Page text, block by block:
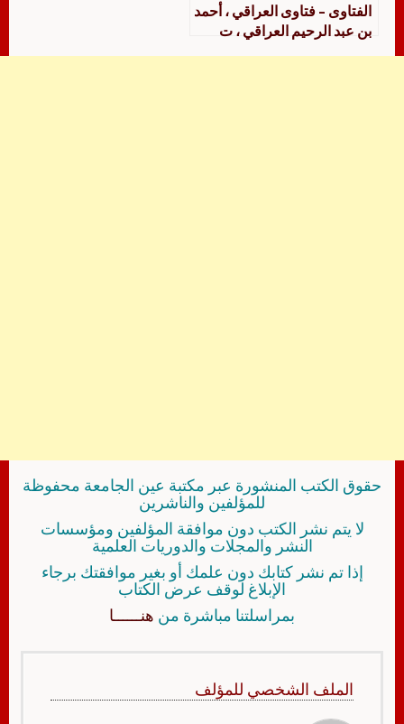
الفتاوى – فتاوى العراقي ، أحمد
بن عبد الرحيم العراقي ، ت
حقوق الكتب المنشورة عبر مكتبة عين الجامعة محفوظة
للمؤلفين والناشرين
لا يتم نشر الكتب دون موافقة المؤلفين ومؤسسات
النشر والمجلات والدوريات العلمية
إذا تم نشر كتابك دون علمك أو بغير موافقتك برجاء
الإبلاغ لوقف عرض الكتاب
بمراسلتنا مباشرة من هنــــــا
الملف الشخصي للمؤلف